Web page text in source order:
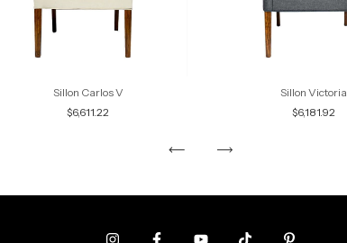
Sillon Carlos V
$6,611.22
Sillon Victoria
$6,181.92